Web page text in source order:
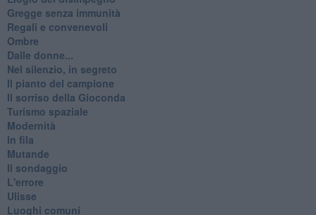
Gregge senza immunità
Regali e convenevoli
Ombre
Dalle donne...
Nel silenzio, in segreto
Il pianto del campione
Il sorriso della Gioconda
Turismo spaziale
Modernità
In fila
Mutande
Il sondaggio
L'errore
Ulisse
Luoghi comuni